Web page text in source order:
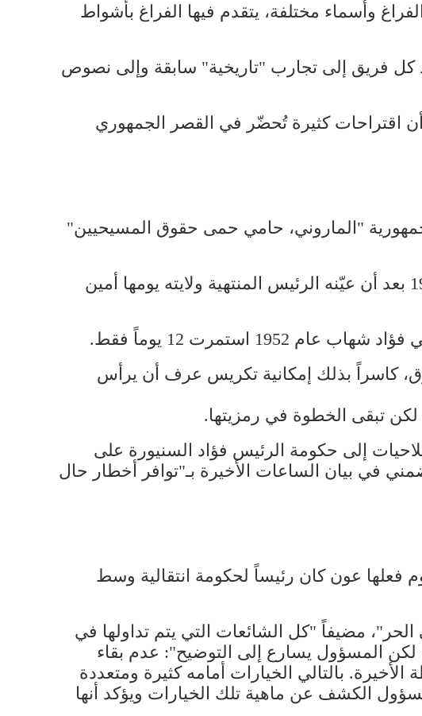
وأسماء مختلفة، يتقدم فيها الفراغ بأشواط
فريق إلى تجارب "تاريخية" سابقة وإلى نصوص
اقتراحات كثيرة تُحضّر في القصر الجمهوري
"الماروني، حامي حمى حقوق المسيحيين"
الرئيس ميشال عون، قائد الجيش الماروني، سبق ان ترأس حكومة انتقالية عام 1988 بعد أن عيّنه الرئيس المنتهية ولايته يومها أمين
استمرت 12 يوماً فقط.
لحكومة أحمد الداعوق، كاسراً بذلك إمكانية تكريس عرف أن يرأس
تبقى الخطوة في رمزيتها.
إلى حكومة الرئيس فؤاد السنيورة على
في بيان الساعات الأخيرة بـ"توافر أخطار حال
عون كان رئيساً لحكومة انتقالية وسط
مضيفاً "كل الشائعات التي يتم تداولها في
لكن المسؤول يسارع إلى التوضيح": عدم بقاء
بالتالي الخيارات أمامه كثيرة ومتعددة
الكشف عن ماهية تلك الخيارات ويؤكد أنها